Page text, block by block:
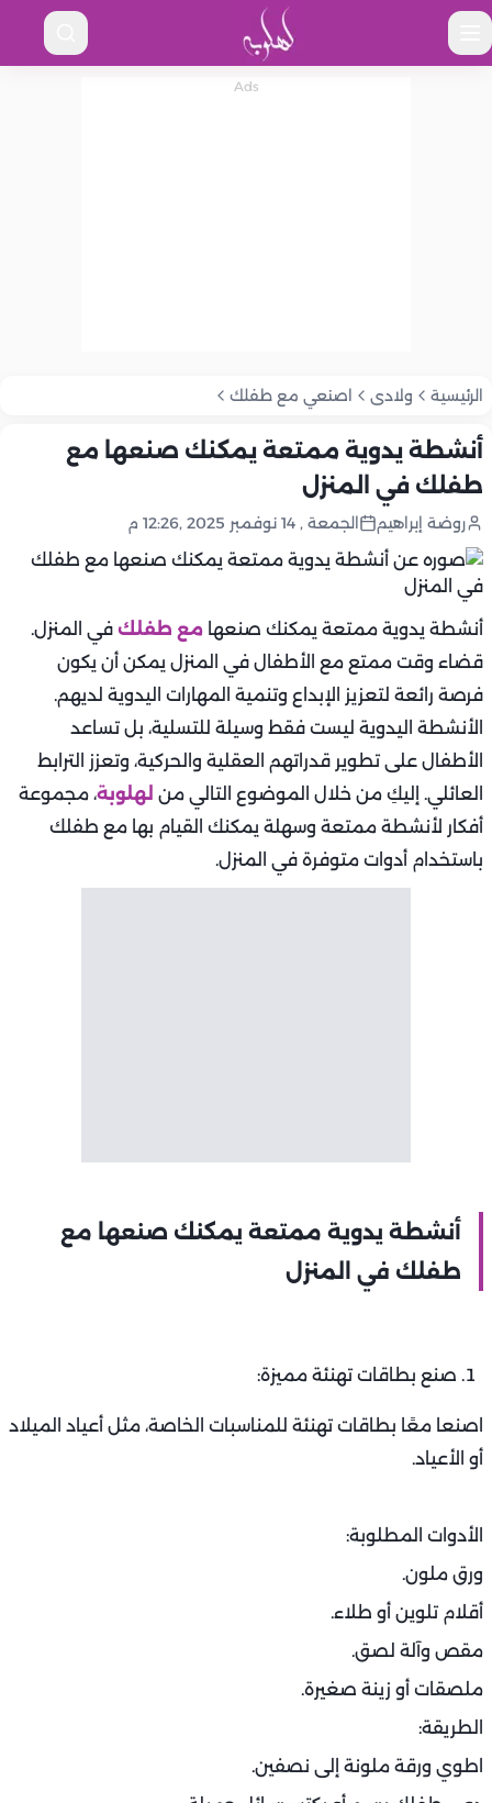
الرئيسية ولادى اصنعي مع طفلك
أنشطة يدوية ممتعة يمكنك صنعها مع
طفلك في المنزل
روضة إبراهيم الجمعة , 14 نوفمبر 2025 ,12:26 م
أنشطة يدوية ممتعة يمكنك صنعها مع طفلك في المنزل.
قضاء وقت ممتع مع الأطفال في المنزل يمكن أن يكون
فرصة رائعة لتعزيز الإبداع وتنمية المهارات اليدوية لديهم.
الأنشطة اليدوية ليست فقط وسيلة للتسلية، بل تساعد
الأطفال على تطوير قدراتهم العقلية والحركية، وتعزز الترابط
العائلي. إليكِ من خلال الموضوع التالي من لهلوبة، مجموعة
أفكار لأنشطة ممتعة وسهلة يمكنك القيام بها مع طفلك
باستخدام أدوات متوفرة في المنزل.
أنشطة يدوية ممتعة يمكنك صنعها مع
طفلك في المنزل
صنع بطاقات تهنئة مميزة:
اصنعا معًا بطاقات تهنئة للمناسبات الخاصة، مثل أعياد الميلاد
أو الأعياد.
الأدوات المطلوبة:
ورق ملون.
أقلام تلوين أو طلاء.
مقص وآلة لصق.
ملصقات أو زينة صغيرة.
الطريقة:
اطوي ورقة ملونة إلى نصفين.